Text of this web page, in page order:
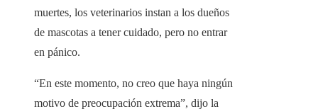
muertes, los veterinarios instan a los dueños
de mascotas a tener cuidado, pero no entrar
en pánico.
“En este momento, no creo que haya ningún
motivo de preocupación extrema”, dijo la